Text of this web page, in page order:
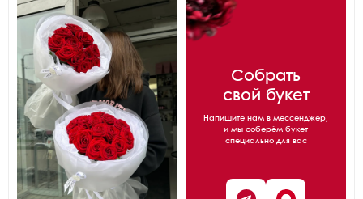
Собрать
свой букет
Напишите нам в мессенджер,
и мы соберём букет
специально для вас